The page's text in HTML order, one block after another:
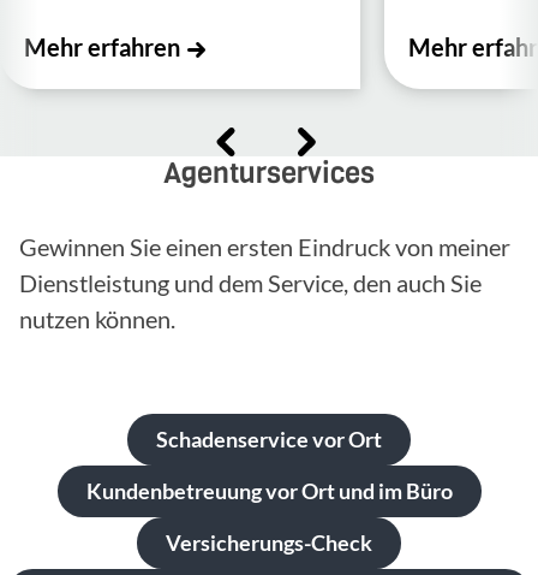
Mehr erfahren Mehr
Agenturservices
Gewinnen Sie einen ersten Eindruck von meiner
Dienstleistung und dem Service, den auch Sie
nutzen können.
Schadenservice vor Ort
Kundenbetreuung vor Ort und im Büro
Versicherungs-Check